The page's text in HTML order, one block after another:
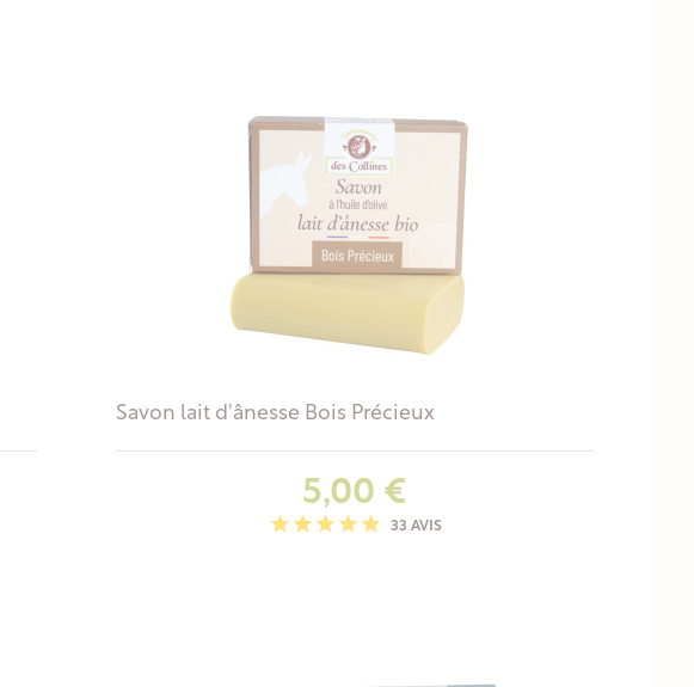
Savon lait d'ânesse Bois Précieux
Prix
5,00 €
33 AVIS